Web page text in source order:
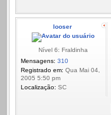
looser
Nível 6: Fraldinha
Mensagens: 310
Registrado em: Qua Mai 04,
2005 5:50 pm
Localização: SC